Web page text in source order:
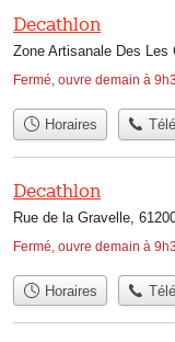
Decathlon
Zone Artisanale Des Les
Fermé, ouvre demain à
Horaires
Decathlon
Rue de la Gravelle,
Fermé, ouvre demain à
Horaires